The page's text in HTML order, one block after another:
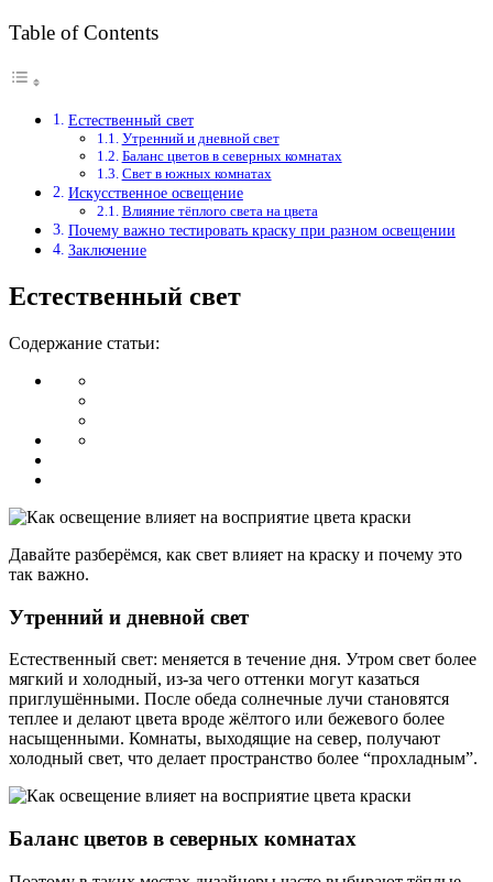
Table of Contents
Естественный свет
Утренний и дневной свет
Баланс цветов в северных комнатах
Свет в южных комнатах
Искусственное освещение
Влияние тёплого света на цвета
Почему важно тестировать краску при разном освещении
Заключение
Естественный свет
Содержание статьи:
Давайте разберёмся, как свет влияет на краску и почему это
так важно.
Утренний и дневной свет
Естественный свет: меняется в течение дня. Утром свет более
мягкий и холодный, из-за чего оттенки могут казаться
приглушёнными. После обеда солнечные лучи становятся
теплее и делают цвета вроде жёлтого или бежевого более
насыщенными. Комнаты, выходящие на север, получают
холодный свет, что делает пространство более “прохладным”.
Баланс цветов в северных комнатах